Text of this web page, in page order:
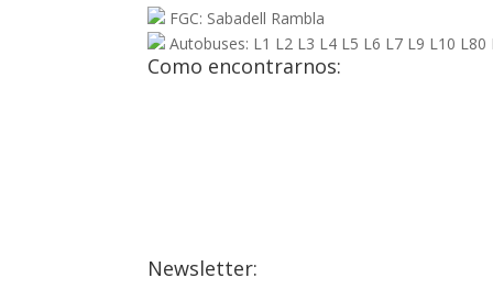
FGC: Sabadell Rambla
Autobuses: L1 L2 L3 L4 L5 L6 L7 L9 L10 L80
Como encontrarnos:
Newsletter: